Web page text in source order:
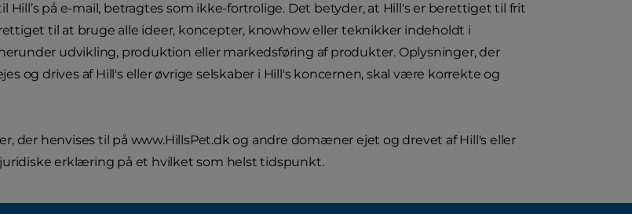
Hill’s på e-mail, betragtes som ikke-fortrolige. Det betyder, at Hill's er berettiget til frit
til at bruge alle ideer, koncepter, knowhow eller teknikker indeholdt i
udvikling, produktion eller markedsføring af produkter. Oplysninger, der
og drives af Hill's eller øvrige selskaber i Hill's koncernen, skal være korrekte og
der henvises til på www.HillsPet.dk og andre domæner ejet og drevet af Hill's eller
erklæring på et hvilket som helst tidspunkt.